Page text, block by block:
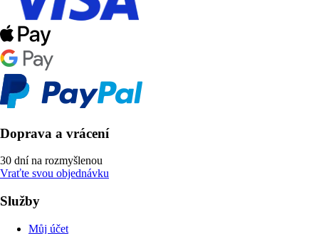
Doprava a vrácení
30 dní na rozmyšlenou
Vraťte svou objednávku
Služby
Můj účet